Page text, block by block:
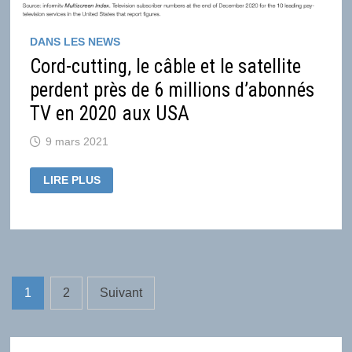
DANS LES NEWS
Cord-cutting, le câble et le satellite
perdent près de 6 millions d’abonnés
TV en 2020 aux USA
9 mars 2021
CORD-
CUTTING,
LE
LE
DE
MILLIONS
D’ABONNÉS
2020
LIRE PLUS
Pagination
1 2 Suivant